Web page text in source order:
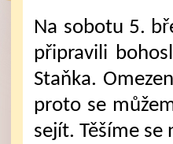
Na sobotu 5.
připravili
Staňka.
proto se
sejít. Těšíme se